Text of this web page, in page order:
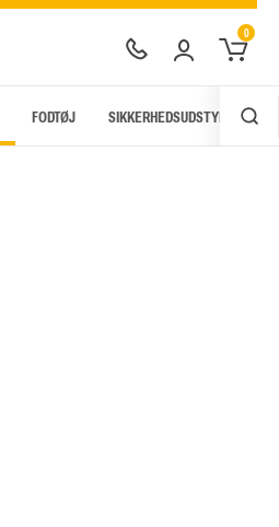
0
FODTØJ SIKKERHEDSUDSTYR